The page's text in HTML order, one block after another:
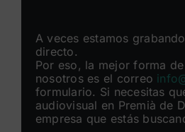
A veces estamos
directo.
Por eso, la mejor forma
nosotros es el correo
formulario. Si necesitas
audiovisual en Premià de
empresa que estás